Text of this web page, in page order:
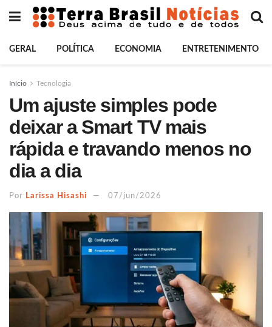
GERAL POLÍTICA ECONOMIA ENTRETENIMENTO
Início Tecnologia
Um ajuste simples pode
deixar a Smart TV mais
rápida e travando menos no
dia a dia
Por Larissa Hisashi 07/jun/2026